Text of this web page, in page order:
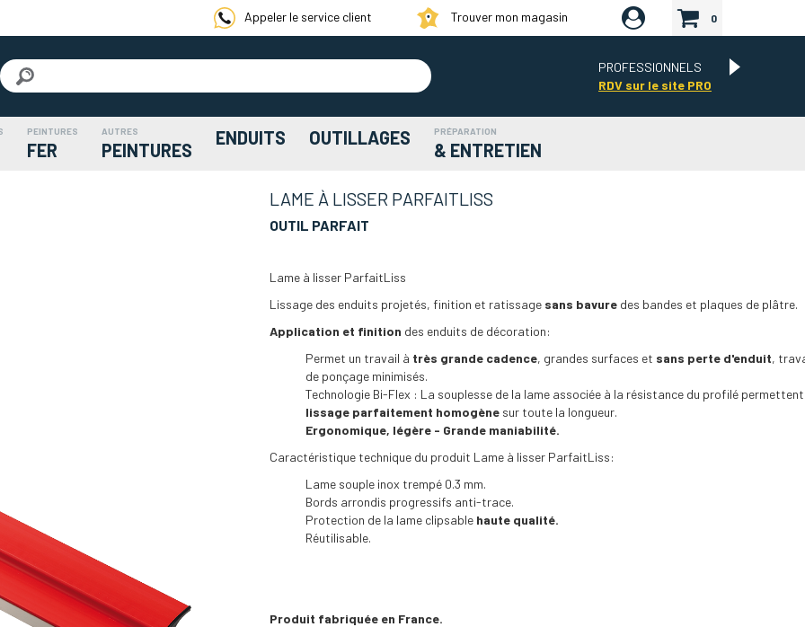
Appeler le service client Trouver mon magasin 0
PROFESSIONNELS
RDV sur le site PRO
PEINTURES
FER
AUTRES
PEINTURES
ENDUITS OUTILLAGES PRÉPARATION
& ENTRETIEN
LAME À LISSER PARFAITLISS
OUTIL PARFAIT
Lame à lisser ParfaitLiss
Lissage des enduits projetés, finition et ratissagesans bavure des bandes et plaques de plâtre.
Application et finition des enduits de décoration:
Permet un travail à très grande cadence, grandes surfaces et sans perte d'enduit,
de ponçage minimisés.
Technologie Bi-Flex : La souplesse de la lame associée à la résistance du profilé permettent
lissage parfaitement homogènesur toute la longueur.
Ergonomique, légère - Grande maniabilité.
Caractéristique technique du produit Lame à lisser ParfaitLiss:
Lame souple inox trempé 0.3 mm.
Bords arrondis progressifs anti-trace.
Protection de la lame clipsable haute qualité.
Réutilisable.
Produit fabriquée en France.